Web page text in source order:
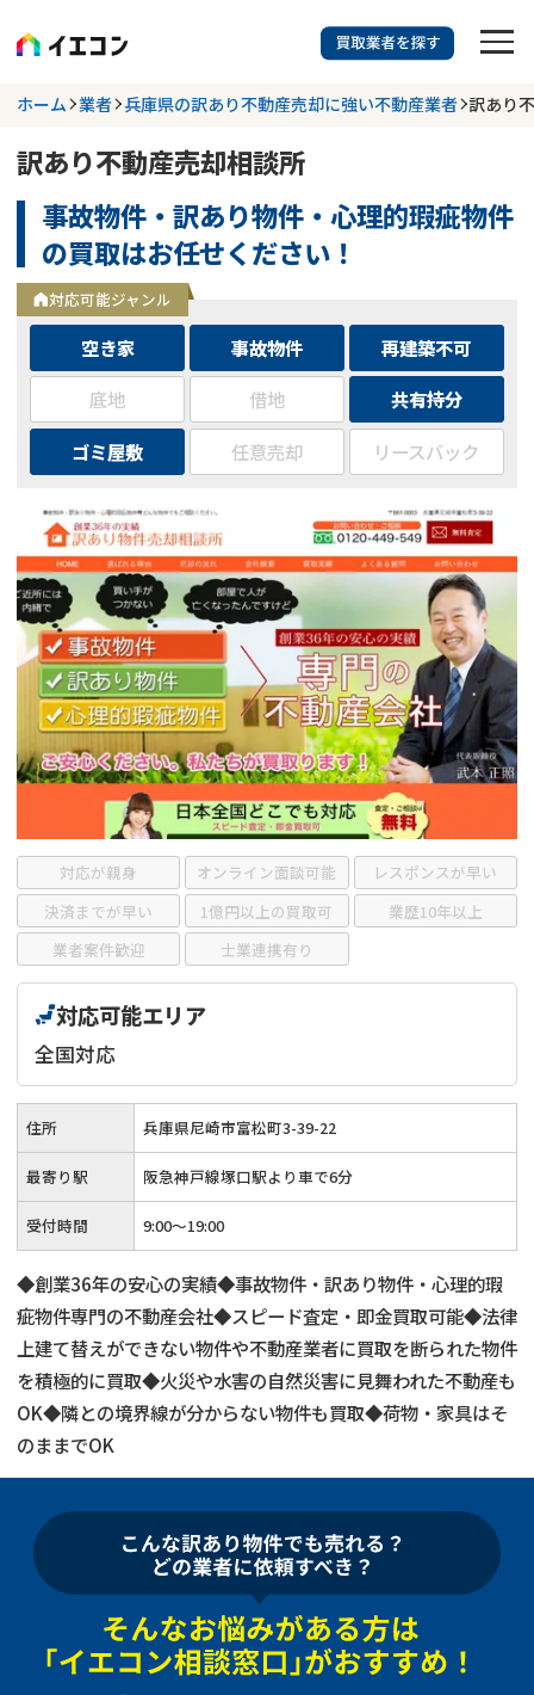
訳あり物件に強い業者を探す
都道府県を選択 相談内容を選択
掲載業者 703
件
更新日 :2026年07月31日 検索する
業者を探す
相談内容で探す
空き家 事故物件
再建築不可
借地 共有持分
ゴミ屋敷 任意売却
リースバック
不動産コラム
不動産売却 再建築不可物件
共有持分 底地
訳あり不動産 不動産投資
土地売却 不動産相続
借地 不動産リースバック
空き家
アンケート調査
業者を探す
ホーム 業者 兵庫県の訳あり不動産売却に強い不動産業者 訳あり
訳あり不動産売却相談所
事故物件・訳あり物件・心理的瑕疵物件
の買取はお任せください！
対応可能ジャンル
空き家 事故物件
再建築不可
底地
借地
共有持分
ゴミ屋敷
任意売却 リースバック
対応が親身 オンライン面談可能
レスポンスが早い
決済までが早い
1億円以上の買取可
業歴10年以上
業者案件歓迎
士業連携有り
対応可能エリア
全国対応
住所 兵庫県尼崎市富松町3-39-22
最寄り駅 阪急神戸線塚口駅より車で6分
受付時間 9:00～19:00
◆創業36年の安心の実績◆事故物件・訳あり物件・心理的瑕
疵物件専門の不動産会社◆スピード査定・即金買取可能◆法律
上建て替えができない物件や不動産業者に買取を断られた物件
を積極的に買取◆火災や水害の自然災害に見舞われた不動産も
OK◆隣との境界線が分からない物件も買取◆荷物・家具はそ
のままでOK